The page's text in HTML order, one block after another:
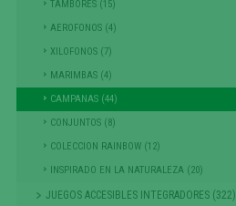
TAMBORES (15)
AEROFONOS (4)
XILOFONOS (7)
MARIMBAS (4)
CAMPANAS (44)
CONJUNTOS (8)
COLECCION RAINBOW (12)
INSPIRADO EN LA NATURALEZA (20)
JUEGOS ACCESIBLES INTEGRADORES (322)